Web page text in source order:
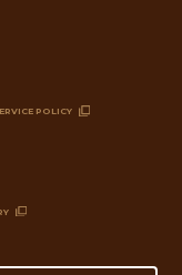
POLICY